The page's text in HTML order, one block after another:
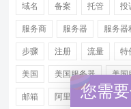
域名 备案 托管 投
服务商 服务器 服务器
步骤 注册 流量 特
美国 美国服务器 美国
邮箱 阿里 香港服务器
您需